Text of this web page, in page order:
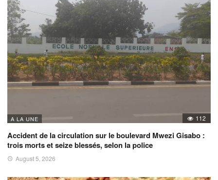
A LA UNE 112
Accident de la circulation sur le boulevard Mwezi Gisabo :
trois morts et seize blessés, selon la police
August 5, 2026